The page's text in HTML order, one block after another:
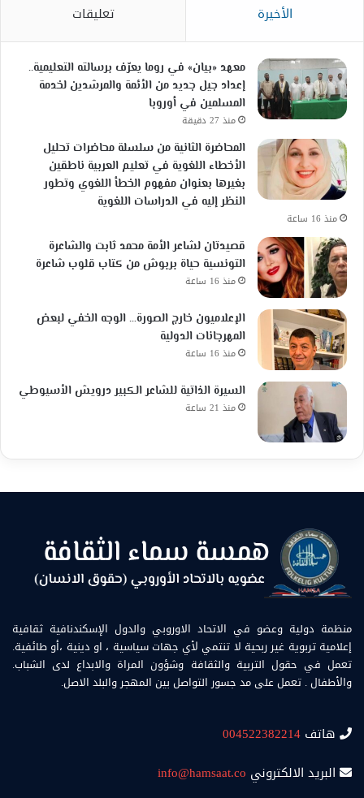
الأخيرة تعليقات
معهد «بيان» في روما يعرّف برسالته التعليمية..
إعداد جيل جديد من الأئمة والمرشدين لخدمة
المسلمين في أوروبا
منذ 27 دقيقة
المحاضرة الثانية من سلسلة محاضرات تحليل
الأخطاء اللغوية في تعليم العربية ناطقين
بغيرها بعنوان مفهوم الخطأ اللغوي وتطور
النظر إليه في الدراسات اللغوية
منذ 16 ساعة
قصيدتان لشاعر الأمة محمد ثابت والشاعرة
التونسية حياة بربوش من كتاب قلوب شاعرة
منذ 16 ساعة
الإعلاميون خارج الصورة… الوجه الخفي لبعض
المهرجانات الدولية
منذ 16 ساعة
السيرة الذاتية للشاعر الكبير درويش الأسيوطي
منذ 21 ساعة
منظمة دولية وعضو في الاتحاد الاوروبي والدول الإسكندنافية ثقافية
إعلامية تربوية غير ربحية لا تنتمي لأي جهات سياسية ، او دينية ،أو طائفية.
تعمل في حقول التربية والثقافة وشؤون المراة والابداع لدى الشباب.
والأطفال . تعمل على مد جسور التواصل بين المهجر والبلد الاصل.
هاتف 004522382214
البريد الالكتروني info@hamsaat.co